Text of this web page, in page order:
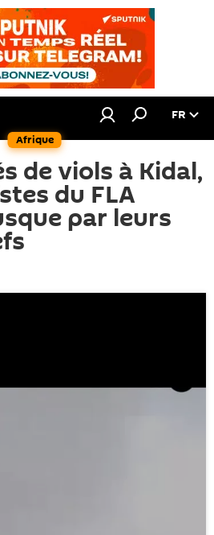
Afrique
FR
de viols à Kidal,
du FLA
par leurs